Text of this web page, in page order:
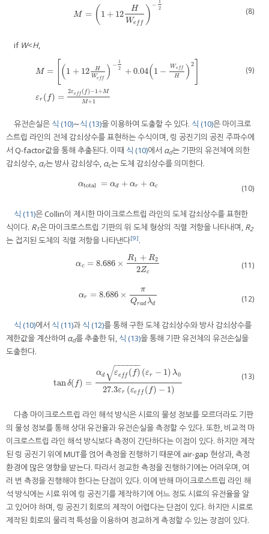
M = ( 1 + 12
H
We ff ) − 1
2
M =( 1+ 12 HWef)−1 2 (8)
if W<H,
M = (1 + 12
H
Weff ) − 1
2
+0.04(1 − Weff
H ) 2
εr ( f) =
2εeff ( f)−1+M
M+1
12H 2+ 0.04 )2 ef
(9)
유전손실은 식 (10)∼식 (13)을 이용하여 도출할 수 있다. 식 (10)은 마이크로
스트립 라인의 전체 감쇠상수를 표현하는 수식이며, 링 공진기의 공진 주파수에
서 Q-factor값을 통해 추출된다. 이때 식 (10)에서 αd는 기판의 유전체에 의한
감쇠상수, αr는 방사 감쇠상수, αc는 도체 감쇠상수를 의미한다.
αtotal = αd + αr + αc
αtotal=α d+αr+ αc (10)
식 (11)은 Collin이 제시한 마이크로스트립 라인의 도체 감쇠상수를 표현한
식이다. R1은 마이크로스트립 기판의 위 도체 형상의 직렬 저항을 나타내며, R2
는 접지된 도체의 직렬 저항을 나타낸다[9].
αc = 8.686 ×
R1 + R2
2Zc
αc=8.686×R 1+R22Zc (11)
αr = 8.686 ×
π
Qradλd
α r= 8.686× πQradλd (12)
식 (10)에서 식 (11)과 식 (12)를 통해 구한 도체 감쇠상수와 방사 감쇠상수를
제한값을 계산하여 αd를 추출한 뒤, 식 (13)을 통해 기판 유전체의 유전손실을
도출한다.
tanδ( f) =
αd εeff ( f)
− −
−−−−
√ (εr − 1) λ0
27.3εr (εe ff ( f) − 1)
tanδ(f) =α dε ef(f)(εr−1)λ027.3εr(εef(f)−1
(13)
다층 마이크로스트립 라인 해석 방식은 시료의 물성 정보를 모르더라도 기판
의 물성 정보를 통해 상대 유전율과 유전손실을 측정할 수 있다. 또한, 비교적 마
이크로스트립 라인 해석 방식보다 측정이 간단하다는 이점이 있다. 하지만 제작
된 링 공진기 위에 MUT를 얹어 측정을 진행하기 때문에 air-gap 현상과, 측정
환경에 많은 영향을 받는다. 따라서 정교한 측정을 진행하기에는 어려우며, 여
러 번 측정을 진행해야 한다는 단점이 있다. 이에 반해 마이크로스트립 라인 해
석 방식에는 시료 위에 링 공진기를 제작하기에 어느 정도 시료의 유전율을 알
고 있어야 하며, 링 공진기 회로의 제작이 어렵다는 단점이 있다. 하지만 시료로
제작된 회로의 물리적 특성을 이용하여 정교하게 측정할 수 있는 장점이 있다.